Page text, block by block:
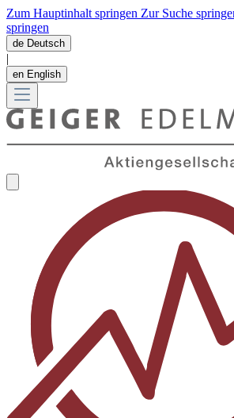
Zum Hauptinhalt springen Zur Suche
springen
de Deutsch
|
en English